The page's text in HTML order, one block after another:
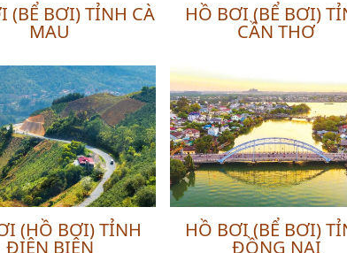
(BỂ BƠI) TỈNH CÀ
MAU
HỒ BƠI (BỂ BƠI)
CẦN THƠ
(HỒ BƠI) TỈNH
ĐIỆN BIÊN
HỒ BƠI (BỂ BƠI)
ĐỒNG NAI